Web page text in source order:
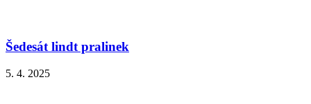
Šedesát lindt pralinek
5. 4. 2025